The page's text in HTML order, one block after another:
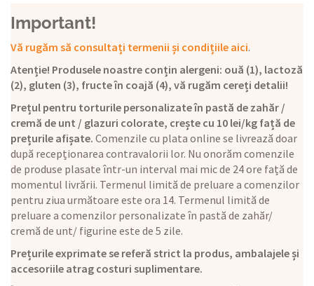
Important!
Vă rugăm să consultați termenii și condițiile aici.
Atenție! Produsele noastre conțin alergeni: ouă (1), lactoză
(2), gluten (3), fructe în coajă (4), vă rugăm cereți detalii!
Prețul pentru torturile personalizate în pastă de zahăr /
cremă de unt / glazuri colorate, crește cu 10 lei/kg față de
prețurile afișate. Comenzile cu plata online se livrează doar
după recepționarea contravalorii lor. Nu onorăm comenzile
de produse plasate într-un interval mai mic de 24 ore față de
momentul livrării. Termenul limită de preluare a comenzilor
pentru ziua următoare este ora 14. Termenul limită de
preluare a comenzilor personalizate în pastă de zahăr/
cremă de unt/ figurine este de 5 zile.
Prețurile exprimate se referă strict la produs, ambalajele și
accesoriile atrag costuri suplimentare.